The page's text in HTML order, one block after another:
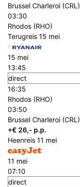
Brussel Charleroi (CRL)
03:30
Rhodos (RHO)
Terugreis 15 mei
15 mei
13:45
direct
16:35
Rhodos (RHO)
03:50
Brussel Charleroi (CRL)
+€ 26,- p.p.
Heenreis 11 mei
11 mei
07:10
direct